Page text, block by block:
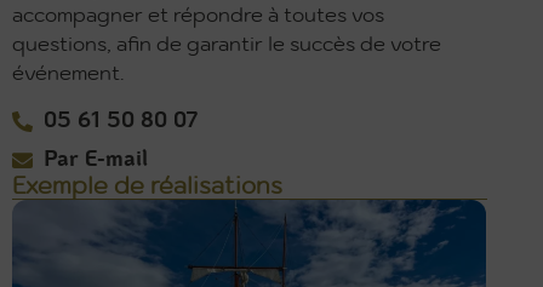
accompagner et répondre à toutes vos
questions, afin de garantir le succès de votre
événement.
05 61 50 80 07
Par E-mail
Exemple de réalisations